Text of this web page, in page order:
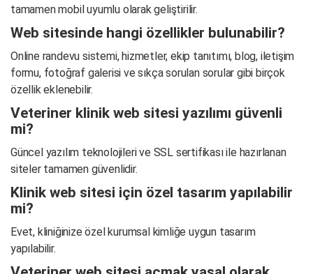
tamamen mobil uyumlu olarak geliştirilir.
Web sitesinde hangi özellikler bulunabilir?
Online randevu sistemi, hizmetler, ekip tanıtımı, blog, iletişim
formu, fotoğraf galerisi ve sıkça sorulan sorular gibi birçok
özellik eklenebilir.
Veteriner klinik web sitesi yazılımı güvenli
mi?
Güncel yazılım teknolojileri ve SSL sertifikası ile hazırlanan
siteler tamamen güvenlidir.
Klinik web sitesi için özel tasarım yapılabilir
mi?
Evet, kliniğinize özel kurumsal kimliğe uygun tasarım
yapılabilir.